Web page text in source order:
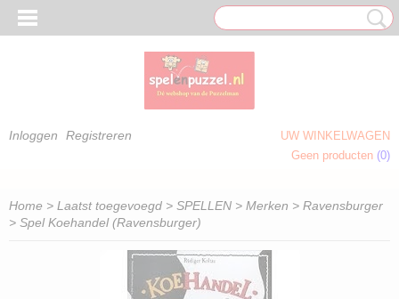
Inloggen Registreren
UW WINKELWAGEN
Geen producten (0)
Home > Laatst toegevoegd > SPELLEN > Merken > Ravensburger
> Spel Koehandel (Ravensburger)